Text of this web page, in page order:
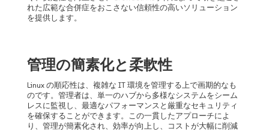
れた広範な合併症をおこさない信頼性の高いソリューション
を提供します。
管理の簡素化と柔軟性
Linux の順応性は、複雑な IT 環境を管理する上で画期的なも
のです。管理者は、単一のハブから多様なシステムをシーム
レスに監視し、最適なパフォーマンスと厳重なセキュリティ
を確保することができます。この一貫したアプローチによ
り、管理が簡素化され、効率が向上し、コストが大幅に削減